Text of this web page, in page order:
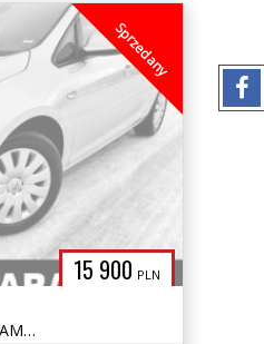
15 900 PLN
Sprzedany
Opel Astra 1.4 Turbo 140KM KLIAMTRONIK NAVIGACJA OPŁATY GWARANCJA